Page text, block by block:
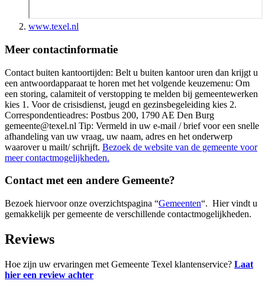
www.texel.nl
Meer contactinformatie
Contact buiten kantoortijden: Belt u buiten kantoor uren dan krijgt u
een antwoordapparaat te horen met het volgende keuzemenu: Om
een storing, calamiteit of verstopping te melden bij gemeentewerken
kies 1. Voor de crisisdienst, jeugd en gezinsbegeleiding kies 2.
Correspondentieadres: Postbus 200, 1790 AE Den Burg
gemeente@texel.nl Tip: Vermeld in uw e-mail / brief voor een snelle
afhandeling van uw vraag, uw naam, adres en het onderwerp
waarover u mailt/ schrijft. Bezoek de website van de gemeente voor
meer contactmogelijkheden.
Contact met een andere Gemeente?
Bezoek hiervoor onze overzichtspagina “Gemeenten“. Hier vindt u
gemakkelijk per gemeente de verschillende contactmogelijkheden.
Reviews
Hoe zijn uw ervaringen met Gemeente Texel klantenservice? Laat
hier een review achter